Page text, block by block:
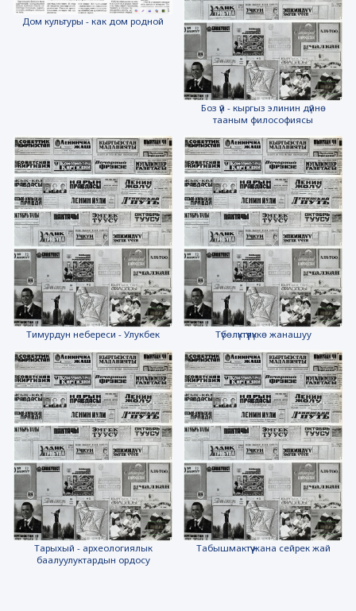
Дом культуры - как дом родной
Боз үй - кыргыз элинин дүйнө
тааным философиясы
Тимурдун небереси - Улукбек Түбөлүктүүлүккө жанашуу
Тарыхый - археологиялык
баалуулуктардын ордосу
Табышмактүү жана сейрек жай